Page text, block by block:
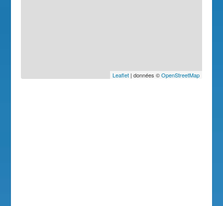
Leaflet| données ©OpenStreetMap